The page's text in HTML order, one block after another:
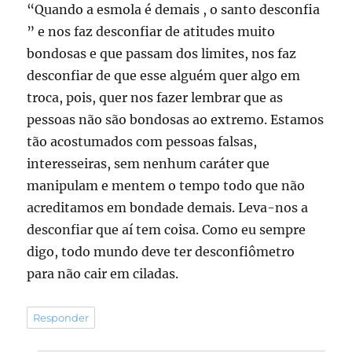
“Quando a esmola é demais , o santo desconfia
” e nos faz desconfiar de atitudes muito
bondosas e que passam dos limites, nos faz
desconfiar de que esse alguém quer algo em
troca, pois, quer nos fazer lembrar que as
pessoas não são bondosas ao extremo. Estamos
tão acostumados com pessoas falsas,
interesseiras, sem nenhum caráter que
manipulam e mentem o tempo todo que não
acreditamos em bondade demais. Leva-nos a
desconfiar que aí tem coisa. Como eu sempre
digo, todo mundo deve ter desconfiômetro
para não cair em ciladas.
Responder